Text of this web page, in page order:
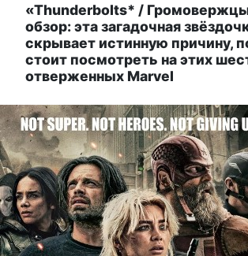
«Thunderbolts* /
обзор: эта загадочная
скрывает истинную причину,
стоит посмотреть на этих
отверженных Marvel